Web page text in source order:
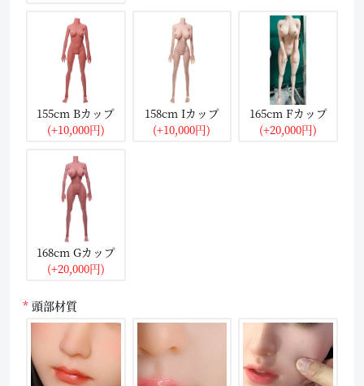
155cm Bカップ
(+10,000円)
158cm Iカップ
(+10,000円)
165cm Fカップ
(+20,000円)
168cm Gカップ
(+20,000円)
頭部材質